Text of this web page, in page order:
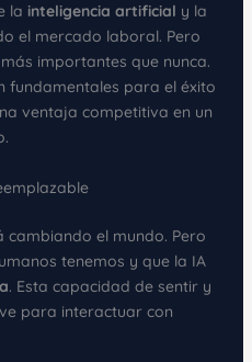
la inteligencia artificial y la
el mercado laboral. Pero
importantes que nunca.
fundamentales para el éxito
ventaja competitiva en un
cambiando el mundo. Pero
tenemos y que la IA
. Esta capacidad de sentir y
para interactuar con